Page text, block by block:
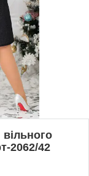
2062/42